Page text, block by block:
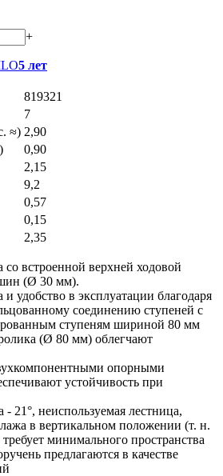
+
5 лет
819321
7
≈) 2,90
0,90
2,15
9,2
0,57
0,15
2,35
встроенной верхней ходовой
(Ø 30 мм).
и удобство в эксплуатации благодаря
соединению ступеней с
ступеням шириной 80 мм
(Ø 80 мм) облегчают
опорными
устойчивость при
21°, неиспользуемая лестница,
в вертикальном положении (т. н.
минимального пространства
предлагаются в качестве